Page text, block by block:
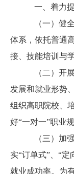
一、着力
（一）健
体系，依托普通
接、技能培训与
（二）开
发展和就业形势
组织高职院校、
好“一对一”职业
（三）加
实“订单式”、“
就业成功率。为